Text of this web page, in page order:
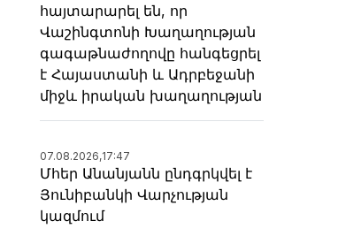
հայտարարել են, որ
Վաշինգտոնի Խաղաղության
գագաթնաժողովը հանգեցրել
է Հայաստանի և Ադրբեջանի
միջև իրական խաղաղության
07.08.2026,17:47
Մհեր Անանյանն ընդգրկվել է
Յունիբանկի Վարչության
կազմում